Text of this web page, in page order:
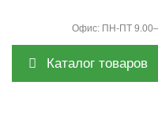
Офис: ПН-ПТ
Каталог товаров